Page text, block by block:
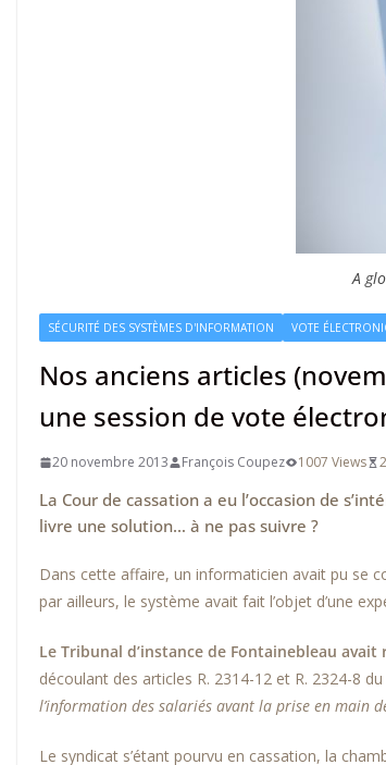
A
SÉCURITÉ DES SYSTÈMES D'INFORMATION VOTE
Nos anciens articles
une session de vote
20 novembre 2013 François Coupez 1007 Views
La Cour de cassation a eu l’occasion de
livre une solution… à ne pas suivre ?
Dans cette affaire, un informaticien avait pu se
par ailleurs, le système avait fait l’objet d’une
Le Tribunal d’instance de Fontainebleau
découlant des articles R. 2314-12 et R. 2324-8
l’information des salariés avant la prise en main
Le syndicat s’étant pourvu en cassation, la